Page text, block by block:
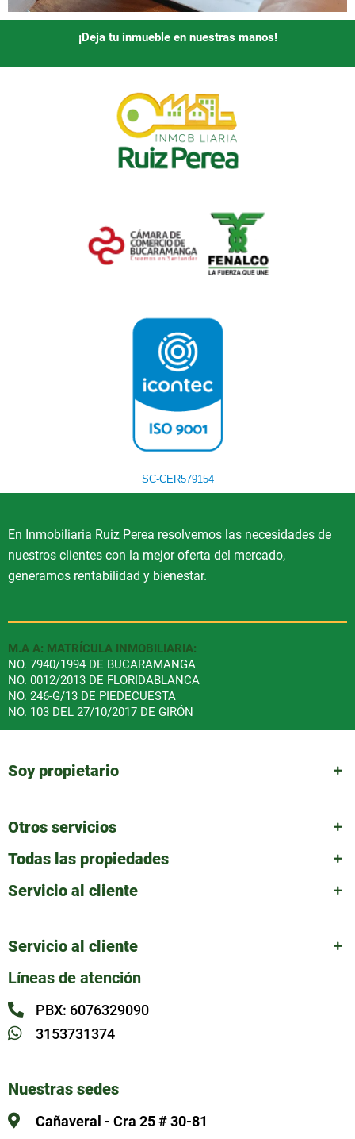
¡Deja tu inmueble en nuestras manos!
SC-CER579154
En Inmobiliaria Ruiz Perea resolvemos las necesidades de
nuestros clientes con la mejor oferta del mercado,
generamos rentabilidad y bienestar.
M.A A: MATRÍCULA INMOBILIARIA:
NO. 7940/1994 DE BUCARAMANGA
NO. 0012/2013 DE FLORIDABLANCA
NO. 246-G/13 DE PIEDECUESTA
NO. 103 DEL 27/10/2017 DE GIRÓN
Soy propietario
Otros servicios
Todas las propiedades
Servicio al cliente
Servicio al cliente
Líneas de atención
PBX: 6076329090
3153731374
Nuestras sedes
Cañaveral - Cra 25 # 30-81